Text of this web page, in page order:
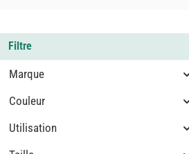
Filtre
Marque
Couleur
Utilisation